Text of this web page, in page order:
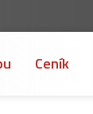
Ceník